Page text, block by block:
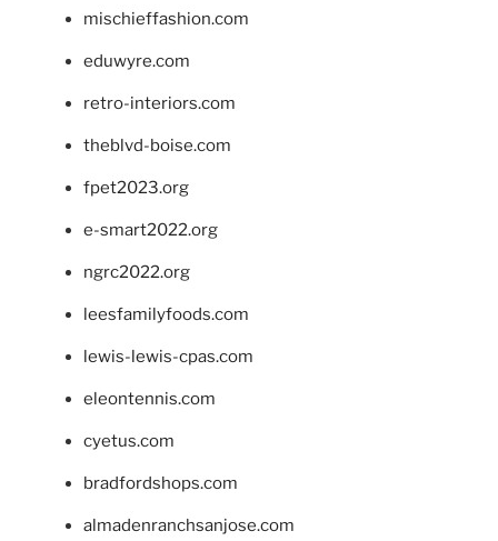
mischieffashion.com
eduwyre.com
retro-interiors.com
theblvd-boise.com
fpet2023.org
e-smart2022.org
ngrc2022.org
leesfamilyfoods.com
lewis-lewis-cpas.com
eleontennis.com
cyetus.com
bradfordshops.com
almadenranchsanjose.com